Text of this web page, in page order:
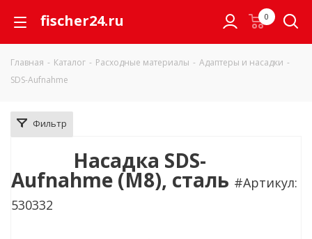
fischer24.ru 0
Главная - Каталог - Расходные материалы - Адаптеры и насадки -
SDS-Aufnahme
Фильтр
Насадка SDS-
Aufnahme (M8), сталь #Артикул:
530332